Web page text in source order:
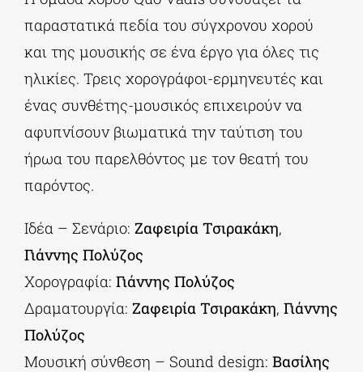
παραστατικά πεδία του σύγχρονου χορού
και της μουσικής σε ένα έργο για όλες τις
ηλικίες. Τρεις χορογράφοι-ερμηνευτές και
ένας συνθέτης-μουσικός επιχειρούν να
αφυπνίσουν βιωματικά την ταύτιση του
ήρωα του παρελθόντος με τον θεατή του
παρόντος.
Ιδέα – Σενάριο: Ζαφειρία Τσιρακάκη,
Γιάννης Πολύζος
Χορογραφία: Γιάννης Πολύζος
Δραματουργία: Ζαφειρία Τσιρακάκη, Γιάννης
Πολύζος
Μουσική σύνθεση – Sound design: Βασίλης